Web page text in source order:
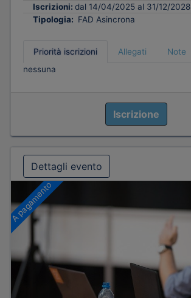
Iscrizioni: dal 14/04/2025 al 31/12/2028
Tipologia: FAD Asincrona
Priorità iscrizioni Allegati
Note
nessuna
Iscrizione
Dettagli evento
A pagamento